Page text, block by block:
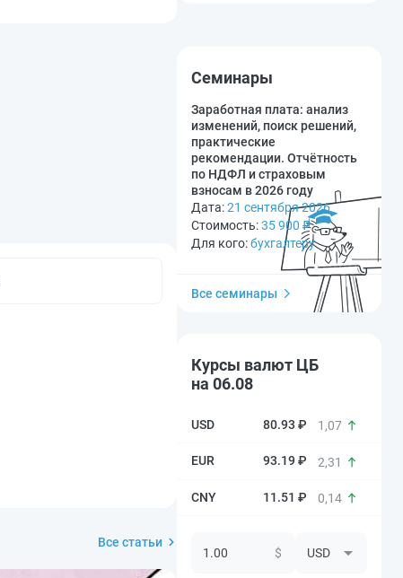
Все статьи
Семинары
Заработная плата: анализ
изменений, поиск решений,
практические
рекомендации. Отчётность
по НДФЛ и страховым
взносам в 2026 году
Дата:21 сентября 2026
Стоимость:35 900 ₽
Для кого:бухгалтеру
Все семинары
Курсы валют ЦБ
на 06.08
80.93 ₽ 1,07
93.19 ₽ 2,31
11.51 ₽ 0,14
$